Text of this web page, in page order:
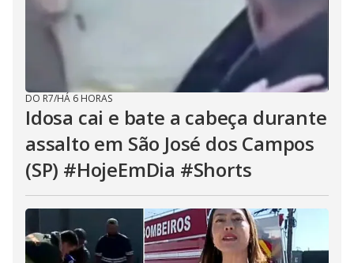
DO R7/HÁ 6 HORAS
Idosa cai e bate a cabeça durante
assalto em São José dos Campos
(SP) #HojeEmDia #Shorts